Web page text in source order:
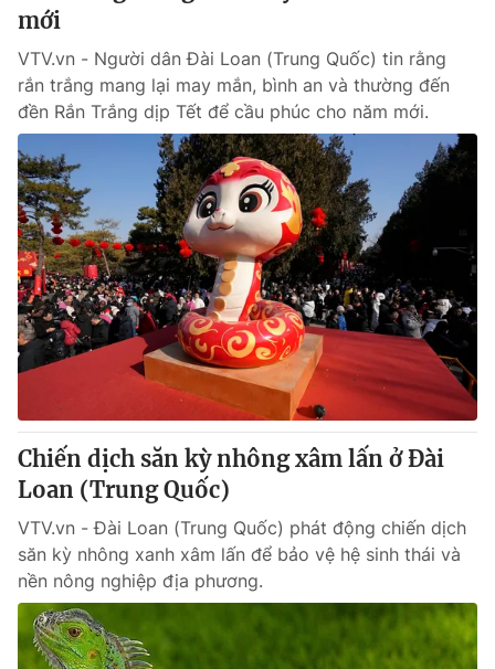
mới
VTV.vn - Người dân Đài Loan (Trung Quốc) tin rằng
rắn trắng mang lại may mắn, bình an và thường đến
đền Rắn Trắng dịp Tết để cầu phúc cho năm mới.
Chiến dịch săn kỳ nhông xâm lấn ở Đài
Loan (Trung Quốc)
VTV.vn - Đài Loan (Trung Quốc) phát động chiến dịch
săn kỳ nhông xanh xâm lấn để bảo vệ hệ sinh thái và
nền nông nghiệp địa phương.